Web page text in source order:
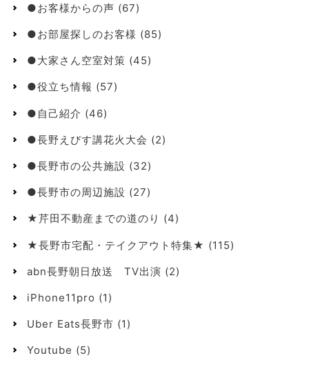
●お客様からの声 (67)
●お部屋探しのお客様 (85)
●大家さん空室対策 (45)
●役立ち情報 (57)
●自己紹介 (46)
●長野えびす講花火大会 (2)
●長野市の公共施設 (32)
●長野市の周辺施設 (27)
★芹田不動産までの道のり (4)
★長野市宅配・テイクアウト特集★ (115)
abn長野朝日放送 TV出演 (2)
iPhone11pro (1)
Uber Eats長野市 (1)
Youtube (5)